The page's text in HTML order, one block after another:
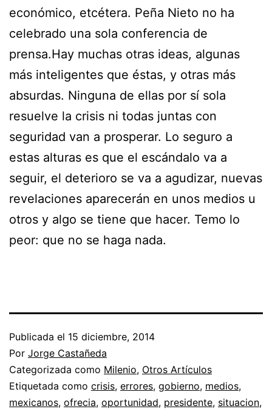
económico, etcétera. Peña Nieto no ha
celebrado una sola conferencia de
prensa.Hay muchas otras ideas, algunas
más inteligentes que éstas, y otras más
absurdas. Ninguna de ellas por sí sola
resuelve la crisis ni todas juntas con
seguridad van a prosperar. Lo seguro a
estas alturas es que el escándalo va a
seguir, el deterioro se va a agudizar, nuevas
revelaciones aparecerán en unos medios u
otros y algo se tiene que hacer. Temo lo
peor: que no se haga nada.
Publicada el 15 diciembre, 2014
Por Jorge Castañeda
Categorizada como Milenio, Otros Artículos
Etiquetada como crisis, errores, gobierno, medios,
mexicanos, ofrecia, oportunidad, presidente, situacion,